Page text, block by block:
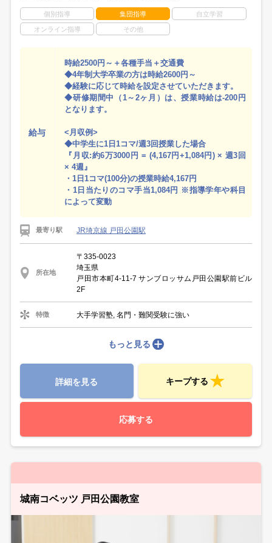
個別指導 集団指導 自立学習
オンライン指導 その他
給与
時給2500円～＋各種手当＋交通費
◆4年制大学卒業の方は時給2600円～
◆経験に応じて時給を設定させていただきます。
◆研修期間中（1～2ヶ月）は、授業時給は-200円
となります。
<月収例>
◆中学生に1日1コマ/週3回授業した場合
『月収:約6万3000円 = (4,167円+1,084円) × 週3回
× 4週』
・1日1コマ(100分)の授業時給4,167円
・1日当たりのコマ手当1,084円 ※指導学年や科目
によって変動
最寄り駅 JR埼京線 戸田公園駅
所在地
〒335-0023
埼玉県
戸田市本町4-11-7 サンブロッサム戸田公園駅前ビル
2F
特徴 大手学習塾, 名門・難関受験に強い
もっと見る
詳細を見る キープする
応募する
城南コベッツ 戸田公園教室